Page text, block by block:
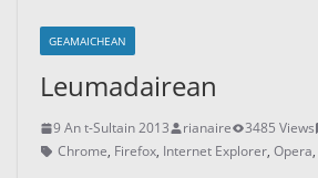
GEAMAICHEAN
Leumadairean
9 An t-Sultain 2013 rianaire 3485 Views
Chrome, Firefox, Internet Explorer, Opera,